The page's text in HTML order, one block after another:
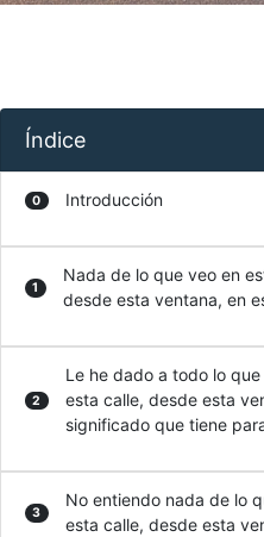
Índice
0 Introducción
1
Nada de lo que veo en
desde esta ventana, en
2
Le he dado a todo lo
esta calle, desde esta
significado que tiene
3
No entiendo nada de lo
esta calle, desde esta